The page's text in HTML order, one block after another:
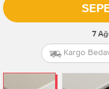
7
Kargo